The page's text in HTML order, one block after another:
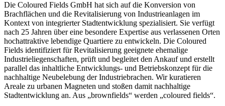
Die Coloured Fields GmbH hat sich auf die Konversion von
Brachflächen und die Revitalisierung von Industrieanlagen im
Kontext von integrierter Stadtentwicklung spezialisiert. Sie verfügt
nach 25 Jahren über eine besondere Expertise aus verlassenen Orten
hochattraktive lebendige Quartiere zu entwickeln. Die Coloured
Fields identifiziert für Revitalisierung geeignete ehemalige
Industrieliegenschaften, prüft und begleitet den Ankauf und erstellt
parallel das inhaltliche Entwicklungs- und Betriebskonzept für die
nachhaltige Neubelebung der Industriebrachen. Wir kuratieren
Areale zu urbanen Magneten und stoßen damit nachhaltige
Stadtentwicklung an. Aus „brownfields“ werden „coloured fields“.